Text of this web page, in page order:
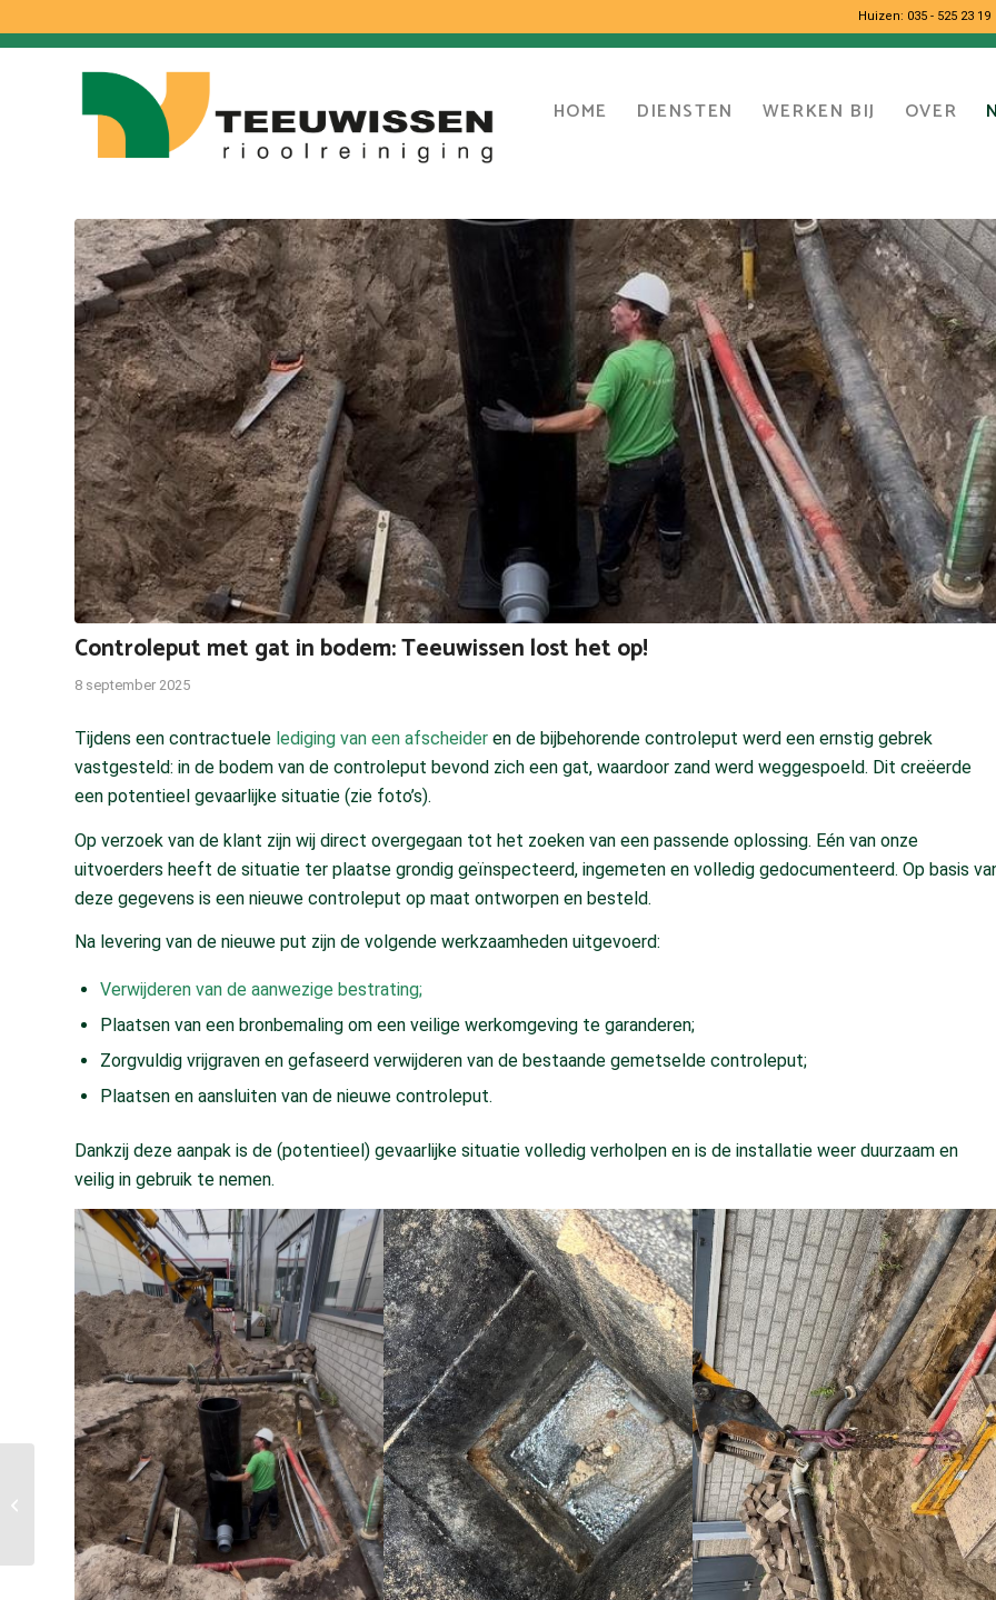
Huizen: 035 - 525 23 19
HOME DIENSTEN WERKEN BIJ OVER
Controleput met gat in bodem: Teeuwissen lost het op!
8 september 2025
Tijdens een contractuele lediging van een afscheider en de bijbehorende controleput werd een ernstig gebrek
vastgesteld: in de bodem van de controleput bevond zich een gat, waardoor zand werd weggespoeld. Dit creëerde
een potentieel gevaarlijke situatie (zie foto’s).
Op verzoek van de klant zijn wij direct overgegaan tot het zoeken van een passende oplossing. Eén van onze
uitvoerders heeft de situatie ter plaatse grondig geïnspecteerd, ingemeten en volledig gedocumenteerd. Op basis
deze gegevens is een nieuwe controleput op maat ontworpen en besteld.
Na levering van de nieuwe put zijn de volgende werkzaamheden uitgevoerd:
Verwijderen van de aanwezige bestrating;
Plaatsen van een bronbemaling om een veilige werkomgeving te garanderen;
Zorgvuldig vrijgraven en gefaseerd verwijderen van de bestaande gemetselde controleput;
Plaatsen en aansluiten van de nieuwe controleput.
Dankzij deze aanpak is de (potentieel) gevaarlijke situatie volledig verholpen en is de installatie weer duurzaam en
veilig in gebruik te nemen.
Duurzaam en stiller: een
nieuwe elektrische
zuigaanhanger